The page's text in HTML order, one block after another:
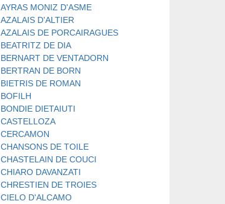
AYRAS MONIZ D'ASME
AZALAIS D'ALTIER
AZALAIS DE PORCAIRAGUES
BEATRITZ DE DIA
BERNART DE VENTADORN
BERTRAN DE BORN
BIETRIS DE ROMAN
BOFILH
BONDIE DIETAIUTI
CASTELLOZA
CERCAMON
CHANSONS DE TOILE
CHASTELAIN DE COUCI
CHIARO DAVANZATI
CHRESTIEN DE TROIES
CIELO D'ALCAMO